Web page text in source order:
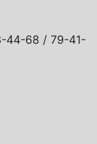
44-68 / 79-41-